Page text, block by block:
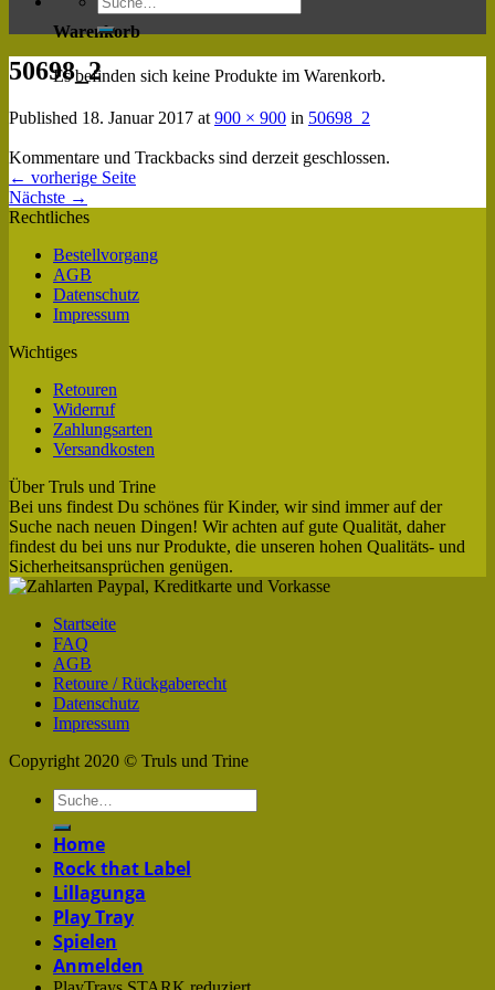
Warenkorb
Es befinden sich keine Produkte im Warenkorb.
50698_2
Published 18. Januar 2017 at 900 × 900 in 50698_2
Kommentare und Trackbacks sind derzeit geschlossen.
← vorherige Seite
Nächste →
Rechtliches
Bestellvorgang
AGB
Datenschutz
Impressum
Wichtiges
Retouren
Widerruf
Zahlungsarten
Versandkosten
Über Truls und Trine
Bei uns findest Du schönes für Kinder, wir sind immer auf der
Suche nach neuen Dingen! Wir achten auf gute Qualität, daher
findest du bei uns nur Produkte, die unseren hohen Qualitäts- und
Sicherheitsansprüchen genügen.
Startseite
FAQ
AGB
Retoure / Rückgaberecht
Datenschutz
Impressum
Copyright 2020 © Truls und Trine
Home
Rock that Label
Lillagunga
Play Tray
Spielen
Anmelden